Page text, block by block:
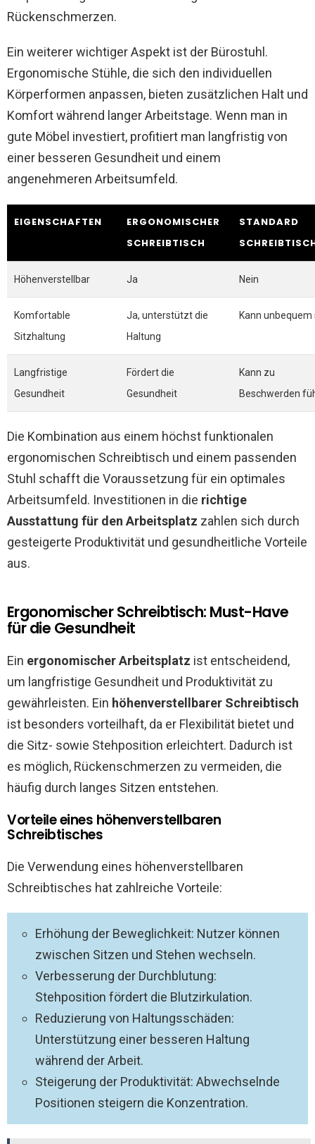
Rückenschmerzen.
Ein weiterer wichtiger Aspekt ist der Bürostuhl.
Ergonomische Stühle, die sich den individuellen
Körperformen anpassen, bieten zusätzlichen Halt und
Komfort während langer Arbeitstage. Wenn man in
gute Möbel investiert, profitiert man langfristig von
einer besseren Gesundheit und einem
angenehmeren Arbeitsumfeld.
EIGENSCHAFTEN
ERGONOMISCHER
SCHREIBTISCH
STANDARD
Höhenverstellbar Ja Nein
Komfortable
Sitzhaltung
Ja, unterstützt die
Haltung
Kann unbequem
Langfristige
Gesundheit
Fördert die
Gesundheit
Kann zu
Beschwerden
Die Kombination aus einem höchst funktionalen
ergonomischen Schreibtisch und einem passenden
Stuhl schafft die Voraussetzung für ein optimales
Arbeitsumfeld. Investitionen in die richtige
Ausstattung für den Arbeitsplatz zahlen sich durch
gesteigerte Produktivität und gesundheitliche Vorteile
aus.
Ergonomischer Schreibtisch: Must-Have
für die Gesundheit
Ein ergonomischer Arbeitsplatz ist entscheidend,
um langfristige Gesundheit und Produktivität zu
gewährleisten. Ein höhenverstellbarer Schreibtisch
ist besonders vorteilhaft, da er Flexibilität bietet und
die Sitz- sowie Stehposition erleichtert. Dadurch ist
es möglich, Rückenschmerzen zu vermeiden, die
häufig durch langes Sitzen entstehen.
Vorteile eines höhenverstellbaren
Schreibtisches
Die Verwendung eines höhenverstellbaren
Schreibtisches hat zahlreiche Vorteile:
Erhöhung der Beweglichkeit: Nutzer können
zwischen Sitzen und Stehen wechseln.
Verbesserung der Durchblutung:
Stehposition fördert die Blutzirkulation.
Reduzierung von Haltungsschäden:
Unterstützung einer besseren Haltung
während der Arbeit.
Steigerung der Produktivität: Abwechselnde
Positionen steigern die Konzentration.